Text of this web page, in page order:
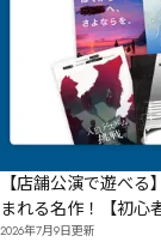
【店舗公演で遊べ
まれる名作！【初心
2026年7月9日更新